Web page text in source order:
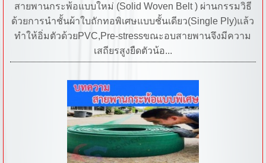
สายพานกระพ้อแบบใหม่ (Solid Woven Belt ) ผ่านกรรมวิธี
ด้วยการนำชั้นผ้าใบถักทอพิเศษแบบชั้นเดียว(Single Ply)แล้ว
ทำให้อิ่มตัวด้วยPVC,Pre-stressขณะอบสายพานจึงมีความ
เสถียรสูงยืดตัวน้อ...